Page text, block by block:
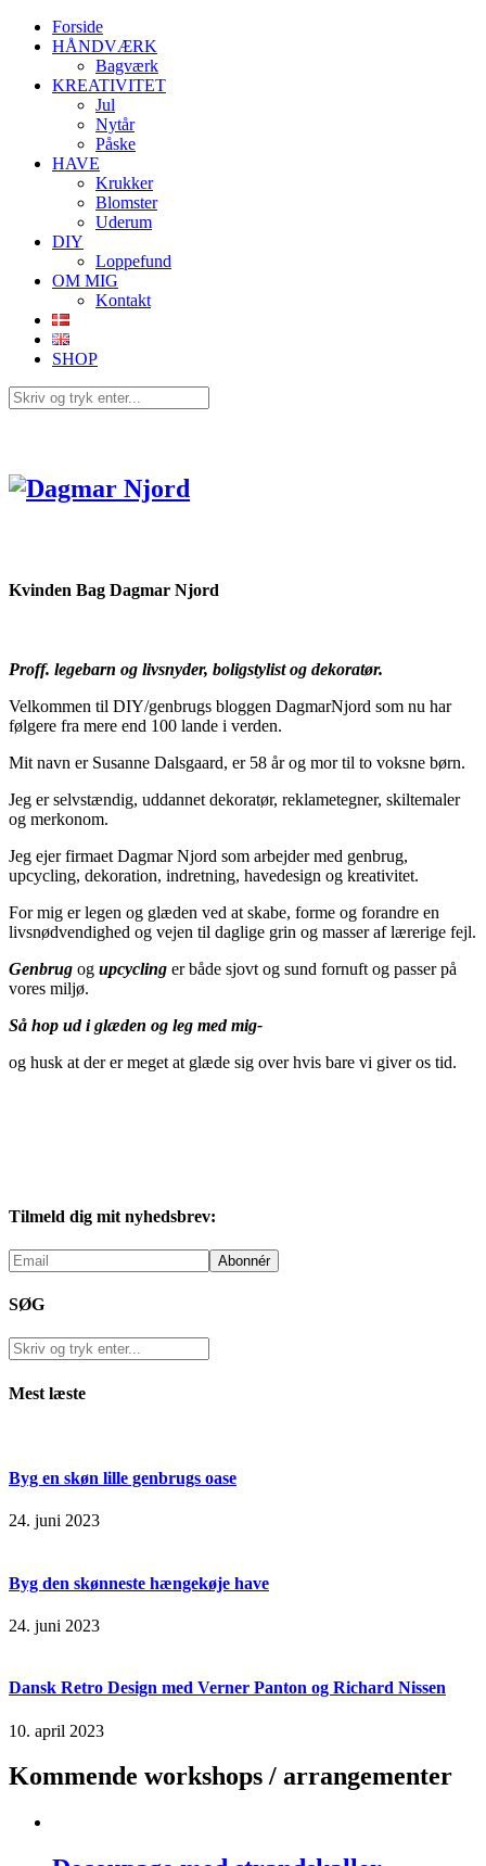
Forside
HÅNDVÆRK
Bagværk
KREATIVITET
Jul
Nytår
Påske
HAVE
Krukker
Blomster
Uderum
DIY
Loppefund
OM MIG
Kontakt
SHOP
Kvinden Bag Dagmar Njord
Proff. legebarn og livsnyder, boligstylist og dekoratør.
Velkommen til DIY/genbrugs bloggen DagmarNjord som nu har
følgere fra mere end 100 lande i verden.
Mit navn er Susanne Dalsgaard, er 58 år og mor til to voksne børn.
Jeg er selvstændig, uddannet dekoratør, reklametegner, skiltemaler
og merkonom.
Jeg ejer firmaet Dagmar Njord som arbejder med genbrug,
upcycling, dekoration, indretning, havedesign og kreativitet.
For mig er legen og glæden ved at skabe, forme og forandre en
livsnødvendighed og vejen til daglige grin og masser af lærerige fejl.
Genbrug og upcycling er både sjovt og sund fornuft og passer på
vores miljø.
Så hop ud i glæden og leg med mig-
og husk at der er meget at glæde sig over hvis bare vi giver os tid.
Tilmeld dig mit nyhedsbrev:
SØG
Mest læste
Byg en skøn lille genbrugs oase
24. juni 2023
Byg den skønneste hængekøje have
24. juni 2023
Dansk Retro Design med Verner Panton og Richard Nissen
10. april 2023
Kommende workshops / arrangementer